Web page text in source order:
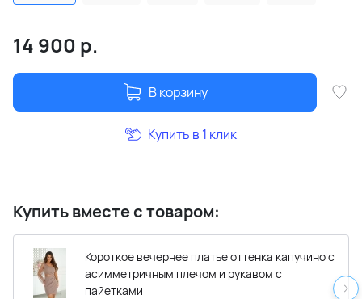
14 900 р.
В корзину
Купить в 1 клик
Купить вместе с товаром:
Короткое вечернее платье оттенка капучино с
асимметричным плечом и рукавом с
пайетками